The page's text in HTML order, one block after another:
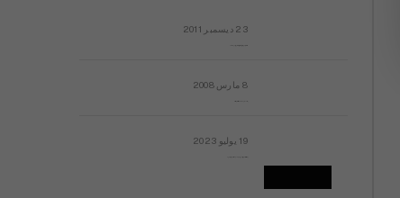
23 ديسمبر 2011
8 مارس 2008
19 يوليو 2023